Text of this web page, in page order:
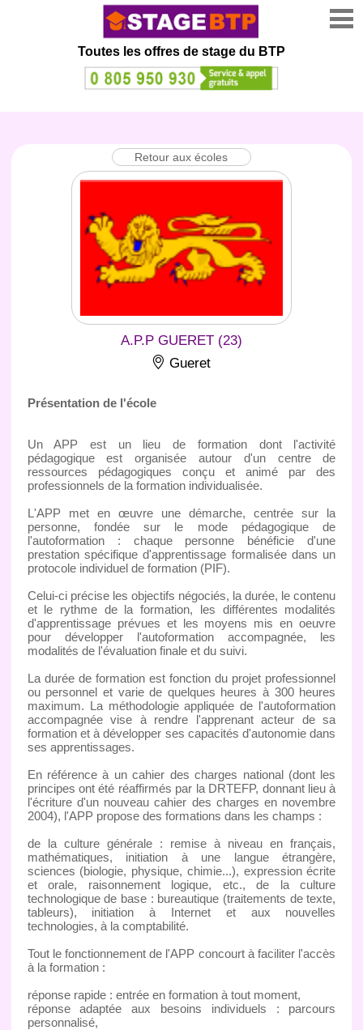
Toutes les offres de stage du BTP
Retour aux écoles
A.P.P GUERET (23)
Gueret
Présentation de l'école
Un APP est un lieu de formation dont l'activité
pédagogique est organisée autour d'un centre de
ressources pédagogiques conçu et animé par des
professionnels de la formation individualisée.
L'APP met en œuvre une démarche, centrée sur la
personne, fondée sur le mode pédagogique de
l'autoformation : chaque personne bénéficie d'une
prestation spécifique d'apprentissage formalisée dans un
protocole individuel de formation (PIF).
Celui-ci précise les objectifs négociés, la durée, le contenu
et le rythme de la formation, les différentes modalités
d'apprentissage prévues et les moyens mis en oeuvre
pour développer l'autoformation accompagnée, les
modalités de l'évaluation finale et du suivi.
La durée de formation est fonction du projet professionnel
ou personnel et varie de quelques heures à 300 heures
maximum. La méthodologie appliquée de l'autoformation
accompagnée vise à rendre l'apprenant acteur de sa
formation et à développer ses capacités d'autonomie dans
ses apprentissages.
En référence à un cahier des charges national (dont les
principes ont été réaffirmés par la DRTEFP, donnant lieu à
l'écriture d'un nouveau cahier des charges en novembre
2004), l'APP propose des formations dans les champs :
de la culture générale : remise à niveau en français,
mathématiques, initiation à une langue étrangère,
sciences (biologie, physique, chimie...), expression écrite
et orale, raisonnement logique, etc., de la culture
technologique de base : bureautique (traitements de texte,
tableurs), initiation à Internet et aux nouvelles
technologies, à la comptabilité.
Tout le fonctionnement de l'APP concourt à faciliter l'accès
à la formation :
réponse rapide : entrée en formation à tout moment,
réponse adaptée aux besoins individuels : parcours
personnalisé,